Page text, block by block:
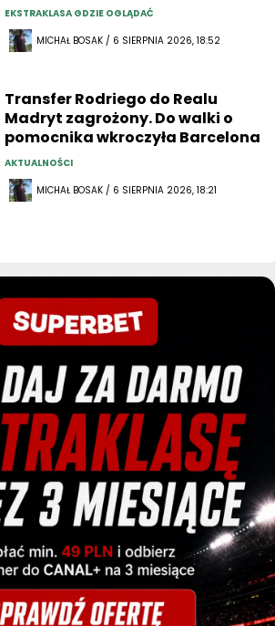
EKSTRAKLASA GDZIE OGLĄDAĆ
MICHAŁ BOSAK / 6 SIERPNIA 2026, 18:52
Transfer Rodriego do Realu
Madryt zagrożony. Do walki o
pomocnika wkroczyła Barcelona
AKTUALNOŚCI
MICHAŁ BOSAK / 6 SIERPNIA 2026, 18:21